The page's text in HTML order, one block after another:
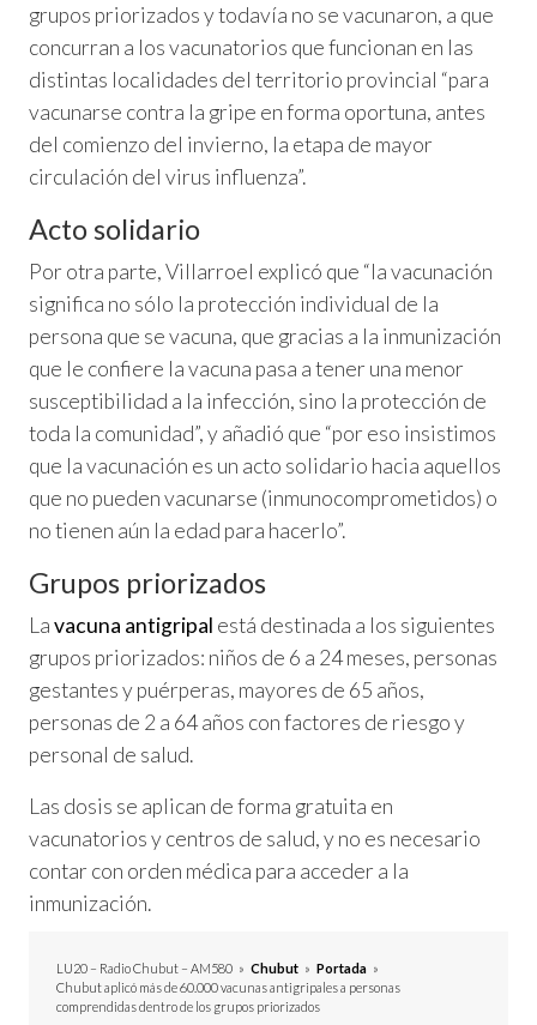
grupos priorizados y todavía no se vacunaron, a que
concurran a los vacunatorios que funcionan en las
distintas localidades del territorio provincial “para
vacunarse contra la gripe en forma oportuna, antes
del comienzo del invierno, la etapa de mayor
circulación del virus influenza”.
Acto solidario
Por otra parte, Villarroel explicó que “la vacunación
significa no sólo la protección individual de la
persona que se vacuna, que gracias a la inmunización
que le confiere la vacuna pasa a tener una menor
susceptibilidad a la infección, sino la protección de
toda la comunidad”, y añadió que “por eso insistimos
que la vacunación es un acto solidario hacia aquellos
que no pueden vacunarse (inmunocomprometidos) o
no tienen aún la edad para hacerlo”.
Grupos priorizados
Lavacuna antigripal está destinada a los siguientes
grupos priorizados: niños de 6 a 24 meses, personas
gestantes y puérperas, mayores de 65 años,
personas de 2 a 64 años con factores de riesgo y
personal de salud.
Las dosis se aplican de forma gratuita en
vacunatorios y centros de salud, y no es necesario
contar con orden médica para acceder a la
inmunización.
LU20 – Radio Chubut – AM580 » Chubut » Portada »
Chubut aplicó más de 60.000 vacunas antigripales a personas
comprendidas dentro de los grupos priorizados